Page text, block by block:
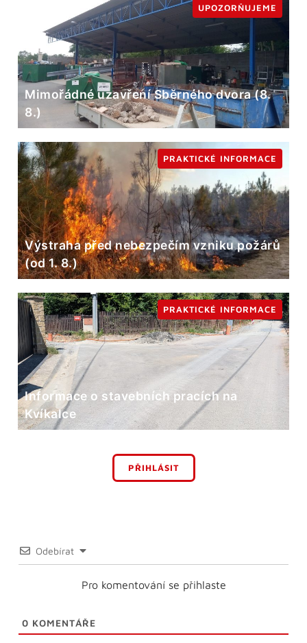
Mimořádné uzavření Sběrného dvora (8.
8.)
UPOZORŇUJEME
Výstraha před nebezpečím vzniku požárů
(od 1. 8.)
PRAKTICKÉ INFORMACE
Informace o stavebních pracích na
Kvíkalce
PRAKTICKÉ INFORMACE
PŘIHLÁSIT
Odebírat
Pro komentování se přihlaste
0 KOMENTÁŘE